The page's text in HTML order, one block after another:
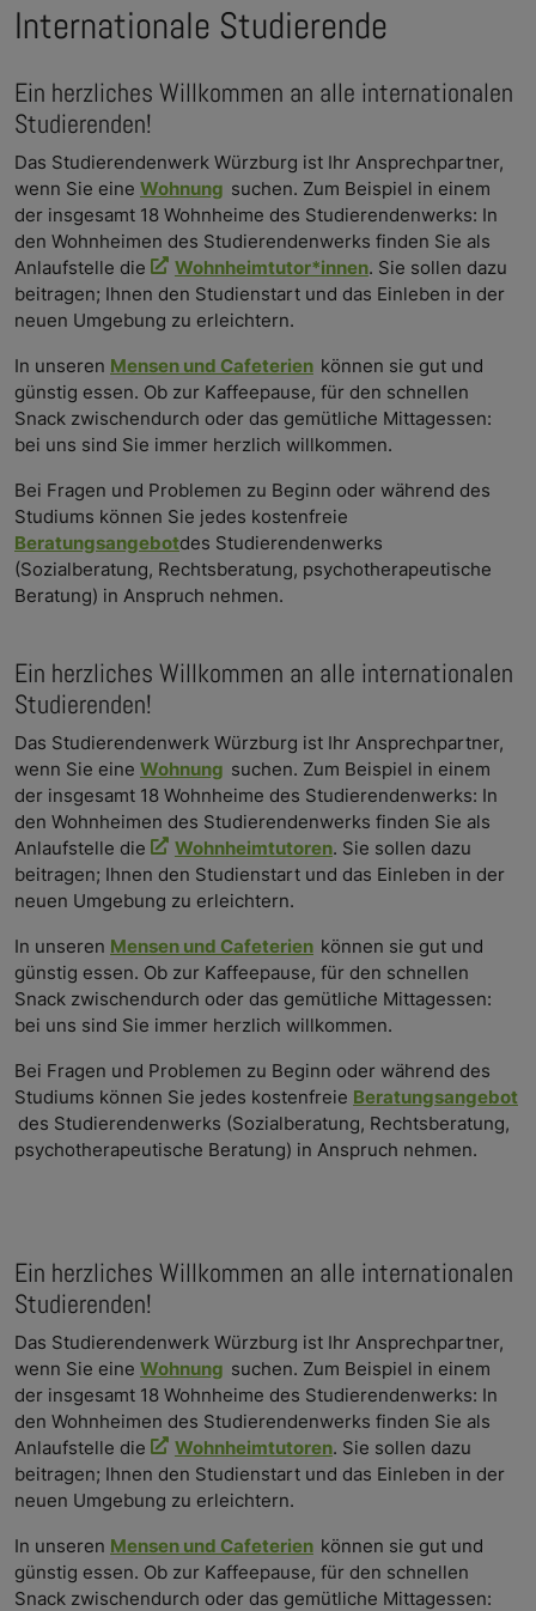
Internationale Studierende
Ein herzliches Willkommen an alle internationalen
Studierenden!
Das Studierendenwerk Würzburg ist Ihr Ansprechpartner,
wenn Sie eine Wohnung suchen. Zum Beispiel in einem
der insgesamt 18 Wohnheime des Studierendenwerks: In
den Wohnheimen des Studierendenwerks finden Sie als
Anlaufstelle die
Wohnheimtutor*innen. Sie sollen dazu
beitragen; Ihnen den Studienstart und das Einleben in der
neuen Umgebung zu erleichtern.
In unseren Mensen und Cafeterien können sie gut und
günstig essen. Ob zur Kaffeepause, für den schnellen
Snack zwischendurch oder das gemütliche Mittagessen:
bei uns sind Sie immer herzlich willkommen.
Bei Fragen und Problemen zu Beginn oder während des
Studiums können Sie jedes kostenfreie
Beratungsangebotdes Studierendenwerks
(Sozialberatung, Rechtsberatung, psychotherapeutische
Beratung) in Anspruch nehmen.
Ein herzliches Willkommen an alle internationalen
Studierenden!
Das Studierendenwerk Würzburg ist Ihr Ansprechpartner,
wenn Sie eine Wohnung suchen. Zum Beispiel in einem
der insgesamt 18 Wohnheime des Studierendenwerks: In
den Wohnheimen des Studierendenwerks finden Sie als
Anlaufstelle die
Wohnheimtutoren. Sie sollen dazu
beitragen; Ihnen den Studienstart und das Einleben in der
neuen Umgebung zu erleichtern.
In unseren Mensen und Cafeterien können sie gut und
günstig essen. Ob zur Kaffeepause, für den schnellen
Snack zwischendurch oder das gemütliche Mittagessen:
bei uns sind Sie immer herzlich willkommen.
Bei Fragen und Problemen zu Beginn oder während des
Studiums können Sie jedes kostenfreie Beratungsangebot
des Studierendenwerks (Sozialberatung, Rechtsberatung,
psychotherapeutische Beratung) in Anspruch nehmen.
Ein herzliches Willkommen an alle internationalen
Studierenden!
Das Studierendenwerk Würzburg ist Ihr Ansprechpartner,
wenn Sie eine Wohnung suchen. Zum Beispiel in einem
der insgesamt 18 Wohnheime des Studierendenwerks: In
den Wohnheimen des Studierendenwerks finden Sie als
Anlaufstelle die
Wohnheimtutoren. Sie sollen dazu
beitragen; Ihnen den Studienstart und das Einleben in der
neuen Umgebung zu erleichtern.
In unseren Mensen und Cafeterien können sie gut und
günstig essen. Ob zur Kaffeepause, für den schnellen
Snack zwischendurch oder das gemütliche Mittagessen: